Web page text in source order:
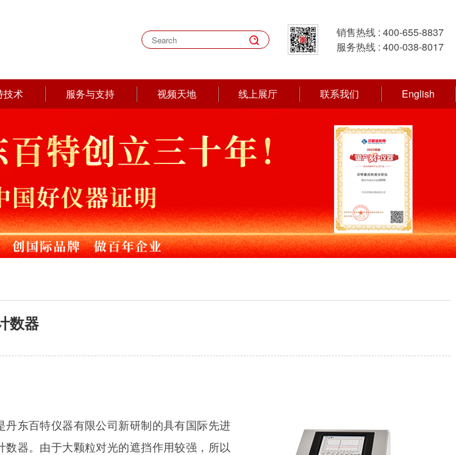

销售热线 : 400-655-8837
服务热线 : 400-038-8017
技术 服务与支持 视频天地 线上展厅 联系我们 English
数器
丹东百特仪器有限公司新研制的具有国际先进
器。由于大颗粒对光的遮挡作用较强，所以